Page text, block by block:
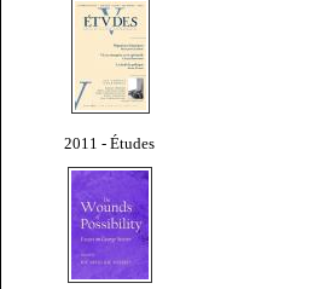
2011 - Études